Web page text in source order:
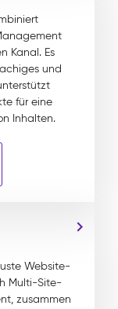
Kanal. Es
und
für eine
Inhalten.
Website-
Multi-Site-
zusammen